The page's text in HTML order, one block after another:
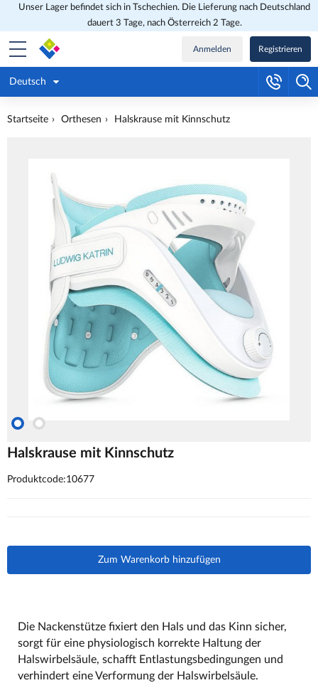
Unser Lager befindet sich in Tschechien. Die Lieferung nach Deutschland
dauert 3 Tage, nach Österreich 2 Tage.
Anmelden Registrieren
Deutsch
Startseite Orthesen Halskrause mit Kinnschutz
Halskrause mit Kinnschutz
Produktcode:10677
Zum Warenkorb hinzufügen
Die Nackenstütze fixiert den Hals und das Kinn sicher,
sorgt für eine physiologisch korrekte Haltung der
Halswirbelsäule, schafft Entlastungsbedingungen und
verhindert eine Verformung der Halswirbelsäule.